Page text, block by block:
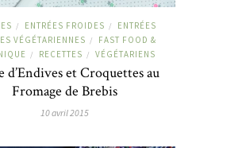
/ ENTRÉES FROIDES /
ENTRÉES
VÉGÉTARIENNES /
FAST FOOD &
/ RECETTES / VÉGÉTARIENS
d’Endives et Croquettes au
Fromage de Brebis
10 avril 2015